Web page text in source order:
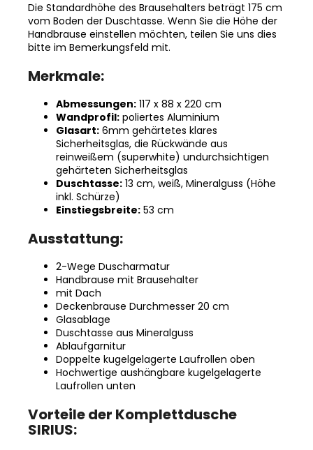
Die Standardhöhe des Brausehalters beträgt 175 cm
vom Boden der Duschtasse. Wenn Sie die Höhe der
Handbrause einstellen möchten, teilen Sie uns dies
bitte im Bemerkungsfeld mit.
Merkmale:
Abmessungen: 117 x 88 x 220 cm
Wandprofil: poliertes Aluminium
Glasart: 6mm gehärtetes klares
Sicherheitsglas, die Rückwände aus
reinweißem (superwhite) undurchsichtigen
gehärteten Sicherheitsglas
Duschtasse: 13 cm, weiß, Mineralguss (Höhe
inkl. Schürze)
Einstiegsbreite: 53 cm
Ausstattung:
2-Wege Duscharmatur
Handbrause mit Brausehalter
mit Dach
Deckenbrause Durchmesser 20 cm
Glasablage
Duschtasse aus Mineralguss
Ablaufgarnitur
Doppelte kugelgelagerte Laufrollen oben
Hochwertige aushängbare kugelgelagerte
Laufrollen unten
Vorteile der Komplettdusche
SIRIUS: